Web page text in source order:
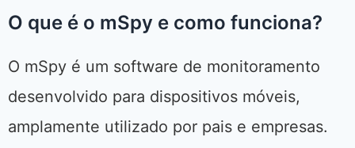
O que é o mSpy e como funciona?
O mSpy é um software de monitoramento
desenvolvido para dispositivos móveis,
amplamente utilizado por pais e empresas.